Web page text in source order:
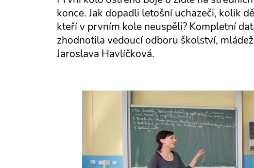
konce. Jak dopadli letošní uchazeči, kolik
kteří v prvním kole neuspěli? Kompletní
zhodnotila vedoucí odboru školství,
Jaroslava Havlíčková.